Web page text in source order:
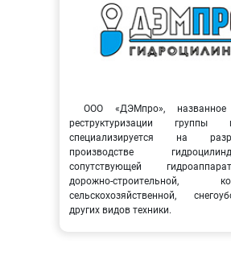
ООО «ДЭМпро»,
реструктуризации группы
специализируется на
производстве
сопутствующей
дорожно-строительной,
сельскохозяйственной,
других видов техники.